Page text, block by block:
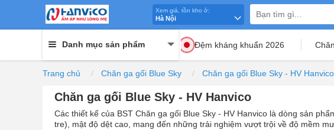
Xem giá, tồn kho ở:
Hà Nội
Danh mục sản phẩm Đệm kháng khuẩn 2026
Trang chủ Chăn ga gối Blue Sky Chăn ga gối Blue Sky - HV Hanvico
Chăn ga gối Blue Sky - HV Hanvico
Các thiết kế của BST Chăn ga gối Blue Sky - HV Hanvico là dòng sản
tre), mật độ dệt cao, mang đến những trải nghiệm vượt trội về độ mềm